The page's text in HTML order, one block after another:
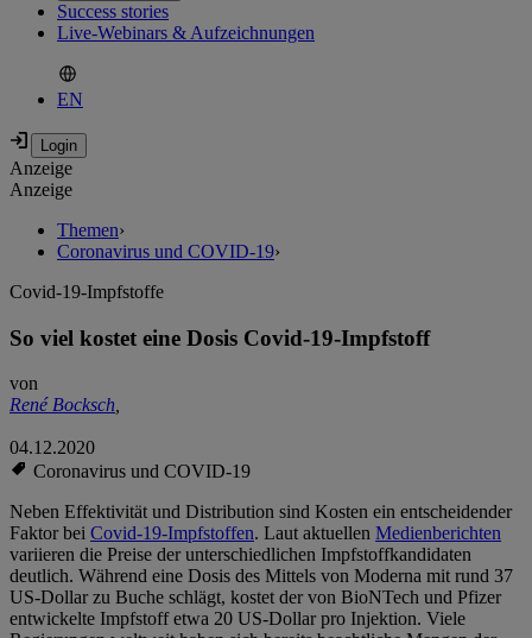
Success stories
Live-Webinars & Aufzeichnungen
EN
Anzeige
Anzeige
Themen›
Coronavirus und COVID-19›
Covid-19-Impfstoffe
So viel kostet eine Dosis Covid-19-Impfstoff
von
René Bocksch,
04.12.2020
Coronavirus und COVID-19
Neben Effektivität und Distribution sind Kosten ein entscheidender
Faktor bei Covid-19-Impfstoffen. Laut aktuellen Medienberichten
variieren die Preise der unterschiedlichen Impfstoffkandidaten
deutlich. Während eine Dosis des Mittels von Moderna mit rund 37
US-Dollar zu Buche schlägt, kostet der von BioNTech und Pfizer
entwickelte Impfstoff etwa 20 US-Dollar pro Injektion. Viele